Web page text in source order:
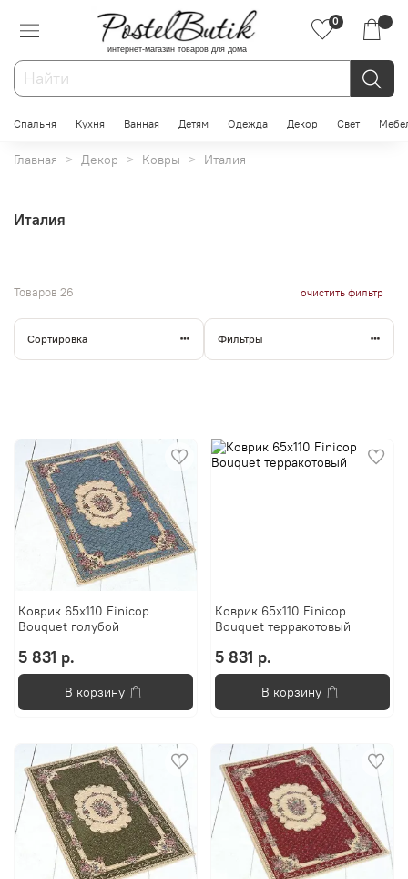
интернет-магазин товаров для дома
0
Спальня Кухня Ванная Детям Одежда Декор Свет
Главная Декор Ковры Италия
Италия
Товаров 26 очистить фильтр
Сортировка Фильтры
Коврик 65х110 Finicop
Bouquet голубой
5 831 р.
В корзину
Коврик 65х110 Finicop
Bouquet терракотовый
5 831 р.
В корзину